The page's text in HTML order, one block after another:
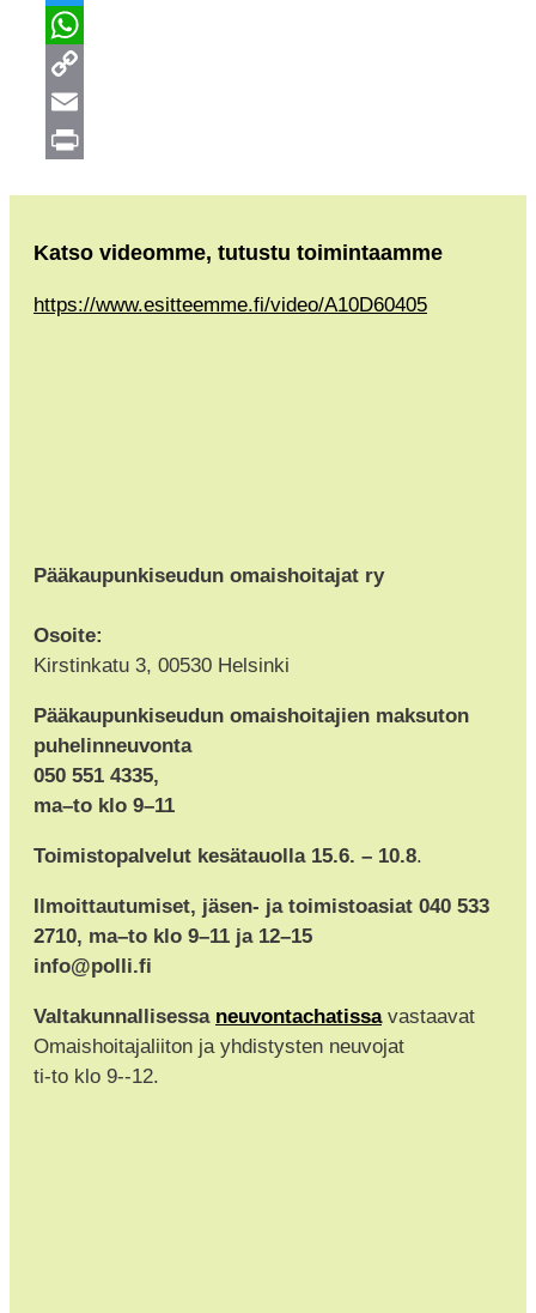
Twitter
WhatsApp
Copy
Link
Email
Katso videomme, tutustu toimintaamme
https://www.esitteemme.fi/video/A10D60405
Pääkaupunkiseudun omaishoitajat ry
Osoite:
Kirstinkatu 3, 00530 Helsinki
Pääkaupunkiseudun omaishoitajien maksuton
puhelinneuvonta
050 551 4335,
ma–to klo 9–11
Toimistopalvelut kesätauolla 15.6. – 10.8.
Ilmoittautumiset, jäsen- ja toimistoasiat 040 533
2710, ma–to klo 9–11 ja 12–15
info@polli.fi
Valtakunnallisessa neuvontachatissavastaavat
Omaishoitajaliiton ja yhdistysten neuvojat
ti-to klo 9--12.